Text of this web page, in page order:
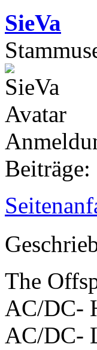
SieVa
Beiträge:
The
AC/DC-
AC/DC-